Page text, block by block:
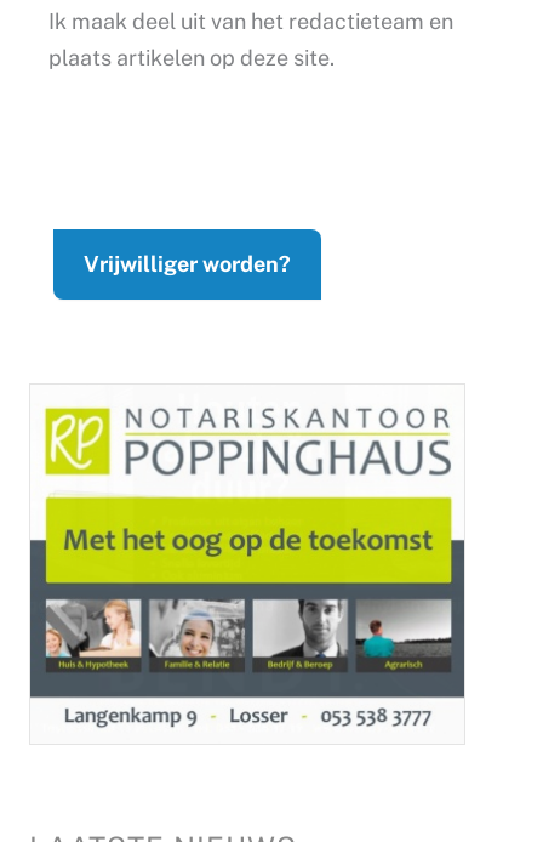
Ik maak deel uit van het redactieteam en
plaats artikelen op deze site.
Vrijwilliger worden?